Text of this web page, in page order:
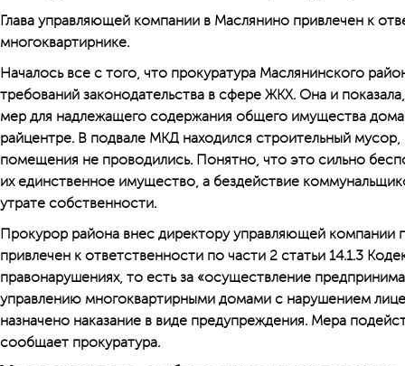
Глава управляющей компании в Маслянино привлечен к
многоквартирнике.
Началось все с того, что прокуратура Маслянинского
требований законодательства в сфере ЖКХ. Она и
мер для надлежащего содержания общего имущества дома
райцентре. В подвале МКД находился строительный
помещения не проводились. Понятно, что это сильно
их единственное имущество, а бездействие
утрате собственности.
Прокурор района внес директору управляющей компании
привлечен к ответственности по части 2 статьи 14.1.3
правонарушениях, то есть за «осуществление
управлению многоквартирными домами с нарушением
назначено наказание в виде предупреждения. Мера
сообщает прокуратура.